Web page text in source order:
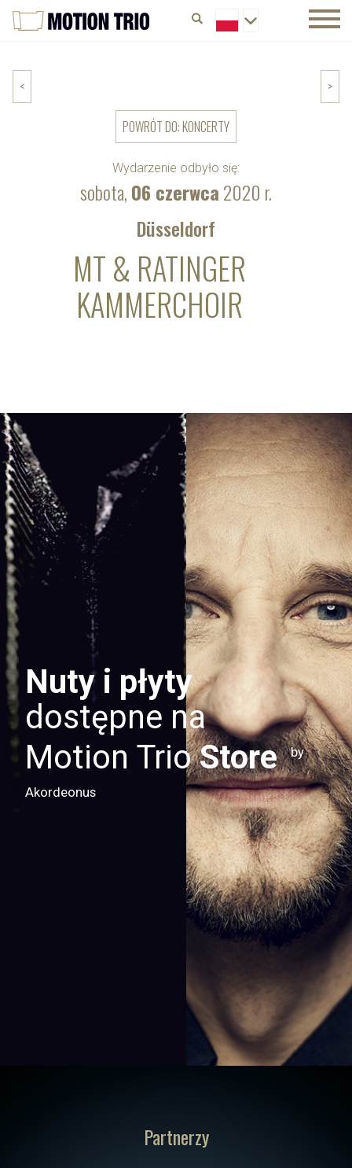
Wydarzenie odbyło się:
sobota,06 czerwca2020 r.
< >
POWRÓT DO: KONCERTY
Düsseldorf
MT & RATINGER
KAMMERCHOIR
Nuty i płyty
dostępne na
Motion TrioStore by
Akordeonus
Partnerzy